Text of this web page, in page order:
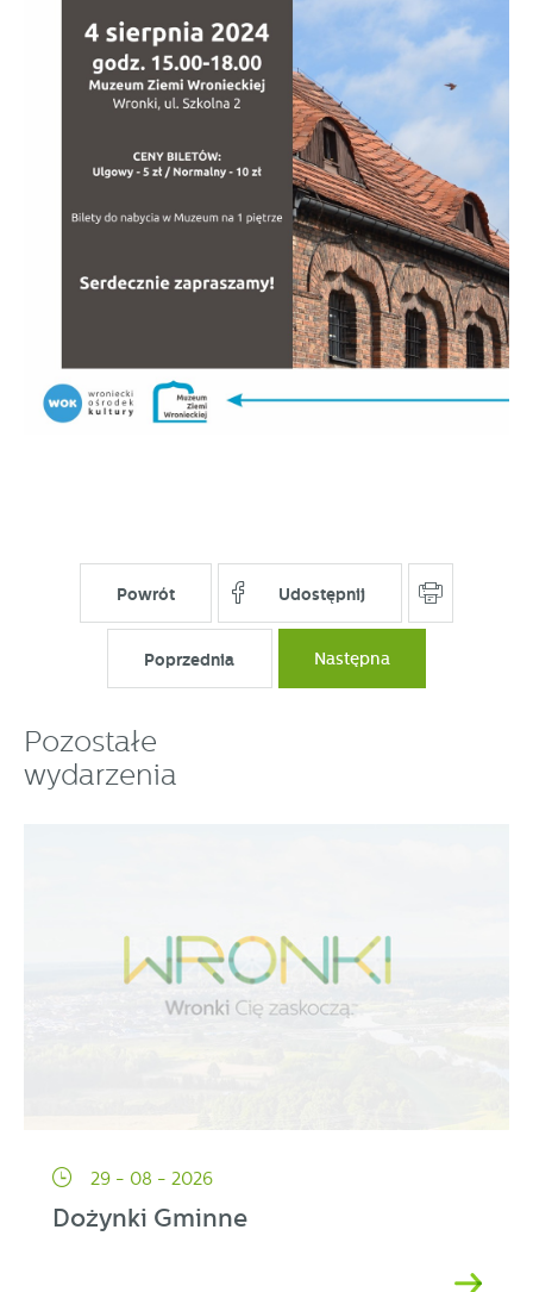
Powrót Udostępnij
Poprzednia Następna
Pozostałe
wydarzenia
29 - 08 - 2026
Dożynki Gminne
partnerami oraz innych dostawców usług. Firmy te działają
w charakterze pośredników prezentujących nasze treści w
postaci wiadomości, ofert, komunikatów mediów
społecznościowych.